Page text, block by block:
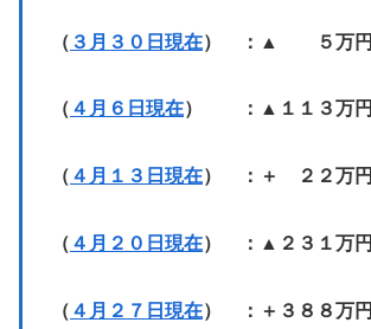
（ ３月３０日現在） ：▲ ５万円
（ ４月６日現在） ：▲１１３万円
（ ４月１３日現在） ：＋ ２２万円
（ ４月２０日現在） ：▲２３１万円
（ ４月２７日現在） ：＋３８８万円